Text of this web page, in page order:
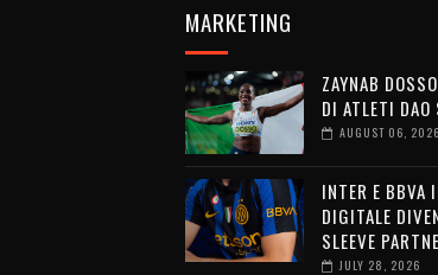
MARKETING
ZAYNAB
DI ATLETI DAO
AUGUST 06, 2026
INTER E BBVA
DIGITALE
SLEEVE
JULY 28, 2026